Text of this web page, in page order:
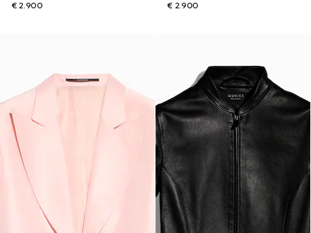
€ 2.900
€ 2.900